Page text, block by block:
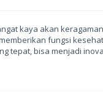
kaya akan
fungsi
tepat, bisa menjadi